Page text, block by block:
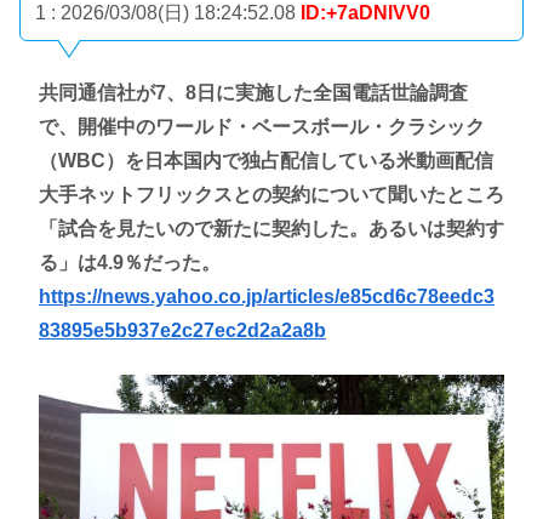
1 : 2026/03/08(日) 18:24:52.08 ID:+7aDNlVV0
共同通信社が7、8日に実施した全国電話世論調査
で、開催中のワールド・ベースボール・クラシック
（WBC）を日本国内で独占配信している米動画配信
大手ネットフリックスとの契約について聞いたところ
「試合を見たいので新たに契約した。あるいは契約す
る」は4.9％だった。
https://news.yahoo.co.jp/articles/e85cd6c78eedc3
83895e5b937e2c27ec2d2a2a8b